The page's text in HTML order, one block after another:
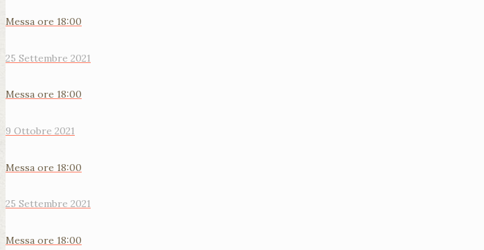
Messa ore 18:00
25 Settembre 2021
Messa ore 18:00
9 Ottobre 2021
Messa ore 18:00
25 Settembre 2021
Messa ore 18:00